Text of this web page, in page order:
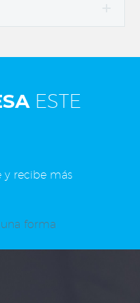
ESTE
y recibe más
forma